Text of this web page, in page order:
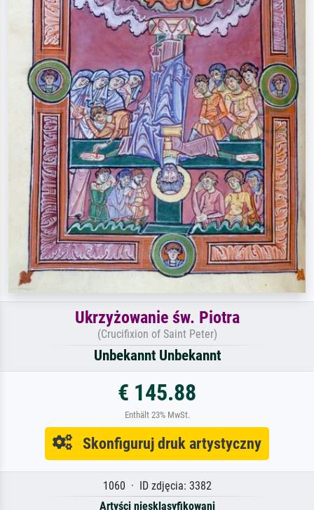
Ukrzyżowanie św. Piotra
(Crucifixion of Saint Peter)
Unbekannt Unbekannt
€ 145.88
Enthält 23% MwSt.
Skonfiguruj druk artystyczny
1060 · ID zdjęcia: 3382
Artyści niesklasyfikowani